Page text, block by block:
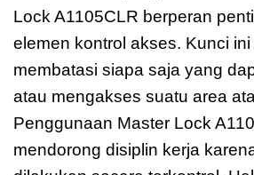
Lock A1105CLR berperan
elemen kontrol akses. Kunci
membatasi siapa saja yang
atau mengakses suatu area
Penggunaan Master Lock
mendorong disiplin kerja